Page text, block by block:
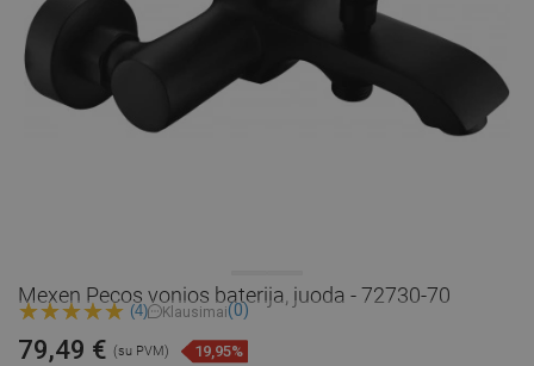
Mexen Pecos vonios baterija, juoda - 72730-70
(4) Klausimai(0)
79,49 € (su PVM) 19,95%